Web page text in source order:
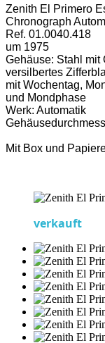
Zenith El Primero
Chronograph
Ref. 01.0040.418
um 1975
Gehäuse: Stahl
versilbertes
mit Wochentag,
und Mondphase
Werk: Automatik
Mit Box und
verkauft